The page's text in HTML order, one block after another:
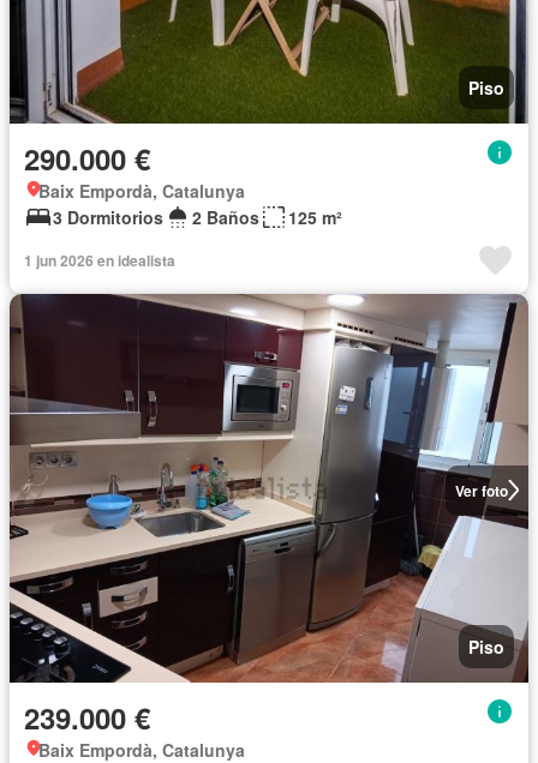
Piso
290.000 €
Baix Empordà, Catalunya
3 Dormitorios
2 Baños 125 m²
1 jun 2026 en idealista
Ver foto
Piso
239.000 €
Baix Empordà, Catalunya